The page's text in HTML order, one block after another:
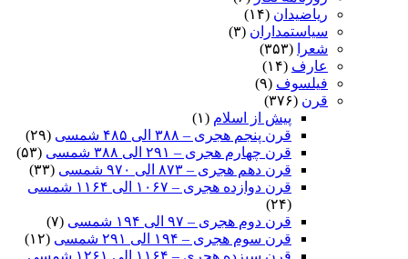
ریاضیدان (۱۴)
سیاستمداران (۳)
شعرا
(۳۵۳)
عارف (۱۴)
فیلسوف (۹)
قرن (۳۷۶)
پیش از اسلام (۱)
قرن پنجم هجری – ۳۸۸ الی ۴۸۵ شمسی
(۲۹)
قرن چهارم هجری – ۲۹۱ الی ۳۸۸ شمسی
(۵۳)
قرن دهم هجری – ۸۷۳ الی ۹۷۰ شمسی
(۳۳)
قرن دوازده هجری – ۱۰۶۷ الی ۱۱۶۴ شمسی
(۲۴)
قرن دوم هجری – ۹۷ الی ۱۹۴ شمسی
(۷)
قرن سوم هجری – ۱۹۴ الی ۲۹۱ شمسی
(۱۲)